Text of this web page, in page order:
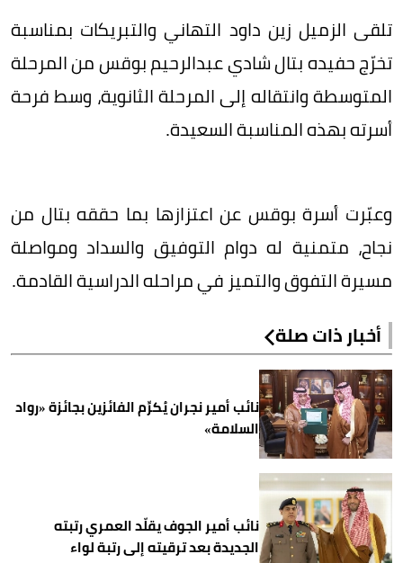
تلقى الزميل زين داود التهاني والتبريكات بمناسبة
تخرّج حفيده بتال شادي عبدالرحيم بوقس من المرحلة
المتوسطة وانتقاله إلى المرحلة الثانوية، وسط فرحة
أسرته بهذه المناسبة السعيدة.
وعبّرت أسرة بوقس عن اعتزازها بما حققه بتال من
نجاح، متمنية له دوام التوفيق والسداد ومواصلة
مسيرة التفوق والتميز في مراحله الدراسية القادمة.
أخبار ذات صلة
نائب أمير نجران يُكرِّم الفائزين بجائزة «رواد
السلامة»
نائب أمير الجوف يقلّد العمري رتبته
الجديدة بعد ترقيته إلى رتبة لواء